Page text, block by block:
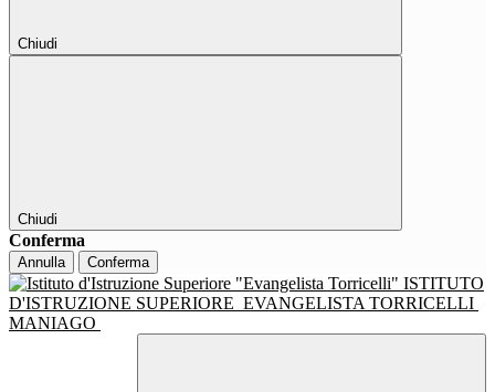
Chiudi
Chiudi
Conferma
Annulla Conferma
ISTITUTO
D'ISTRUZIONE SUPERIORE EVANGELISTA TORRICELLI
MANIAGO